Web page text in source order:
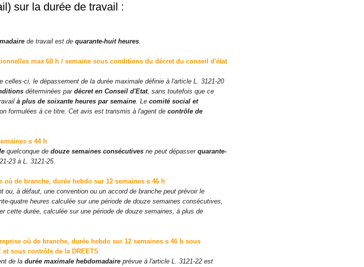
sur la durée de travail :
de travail est de quarante-huit heures.
max 60 h / semaine sous conditions du décret du conseil d'état
celles-ci, le dépassement de la durée maximale définie à l'article L. 3121-20
déterminées par décret en Conseil d'Etat, sans toutefois que ce
à plus de soixante heures par semaine. Le comité social et
formulées à ce titre. Cet avis est transmis à l'agent de contrôle de
≤ 44 h
quelconque de douze semaines consécutives ne peut dépasser quarante-
23 à L. 3121-25.
où de branche, durée hebdo sur 12 semaines ≤ 46 h
ou, à défaut, une convention ou un accord de branche peut prévoir le
quatre heures calculée sur une période de douze semaines consécutives,
cette durée, calculée sur une période de douze semaines, à plus de
où de branche, durée hebdo sur 12 semaines ≤ 46 h sous
sous contrôle de la DREETS
de la durée maximale hebdomadaire prévue à l'article L. 3121-22 est